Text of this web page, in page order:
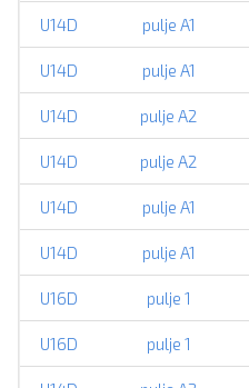
U14D pulje A1
U14D pulje A1
U14D pulje A2
U14D pulje A2
U14D pulje A1
U14D pulje A1
U16D pulje 1
U16D pulje 1